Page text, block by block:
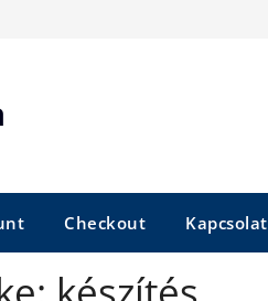
Checkout Kapcsolat